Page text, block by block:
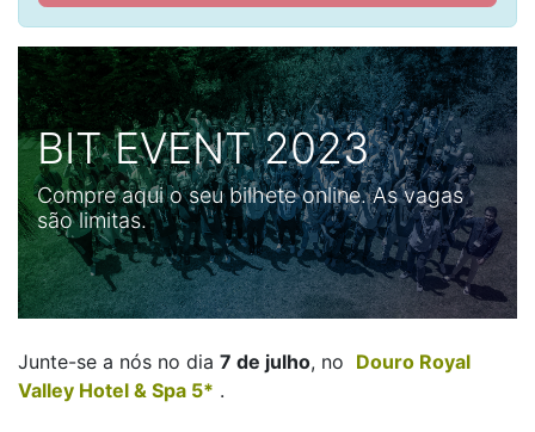
BIT EVENT 2023
Compre aqui o seu bilhete online. As vagas
são limitas.
Junte-se a nós no dia 7 de julho, no Douro Royal
Valley Hotel & Spa 5* .